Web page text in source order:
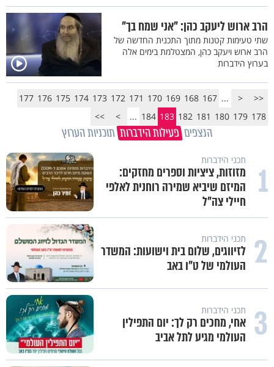
הרב ארוש ליעקב כהן: "אני שמח בך"
שתי טעימות קטנות מתוך התכנית החדשה של
הרב ארוש ויעקב כהן, המצטלמת בימים אלה
בערוץ הידברות
<<
<
...
167
168
169
170
171
172
173
174
175
176
177
178
179
180
181
182
183
184
...
>
>>
הנצפים פעילות הידברות תוכניות הערוץ
1 תכני הידברות
מזוזות, ציציות וספרים מחזקים:
המיזם שיביא שמירה רוחנית לאלפי
חיילי צה"ל
2 תכני הידברות
לזיווגים, שלום בית וישועות: המשדר
העולמי של ט"ו באב
3 תכני הידברות
אחי, מחכים רק לך: יום התפילין
העולמי מגיע לתל אביב